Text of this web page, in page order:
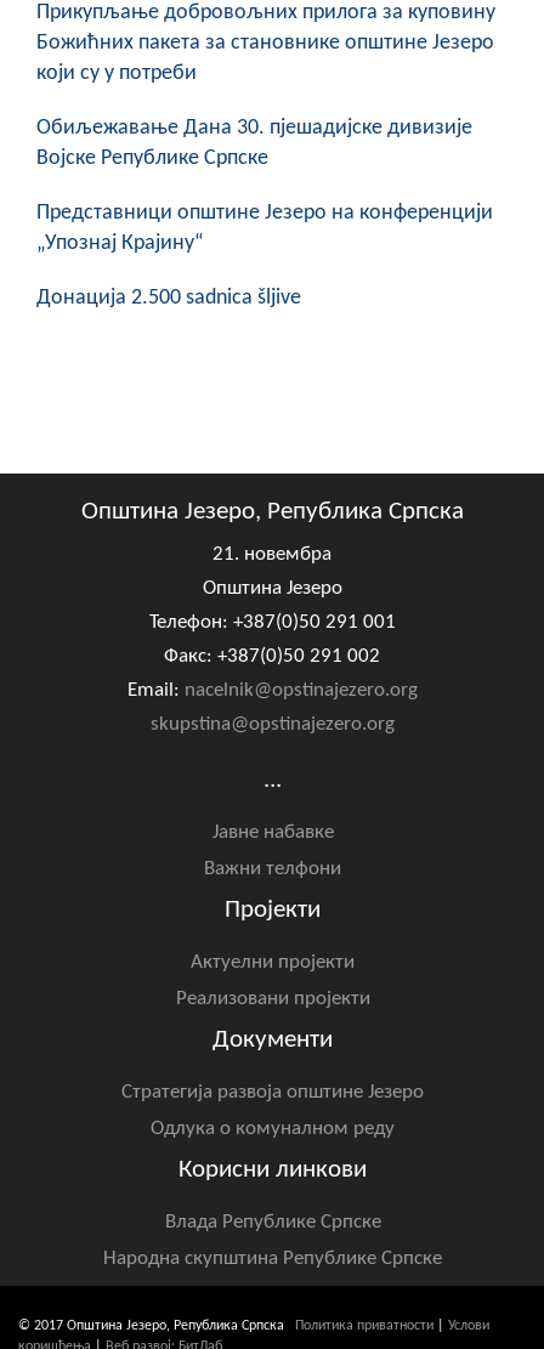
Прикупљање добровољних прилога за куповину
Божићних пакета за становнике општине Језеро
који су у потреби
Обиљежавање Данa 30. пјешадијске дивизије
Војске Републике Српске
Представници општине Језеро на конференцији
„Упознај Крајину“
Донација 2.500 sadnica šljive
Општина Језеро, Република Српска
21. новембра
Општина Језеро
Телефон: +387(0)50 291 001
Факс: +387(0)50 291 002
Email: nacelnik@opstinajezero.org
skupstina@opstinajezero.org
...
Јавне набавке
Важни телфони
Пројекти
Актуелни пројекти
Реализовани пројекти
Документи
Стратегија развоја општине Језеро
Одлука о комуналном реду
Корисни линкови
Влада Републике Српске
Народна скупштина Републике Српске
© 2017 Општина Језеро, Република Српска Политика приватности
Услови